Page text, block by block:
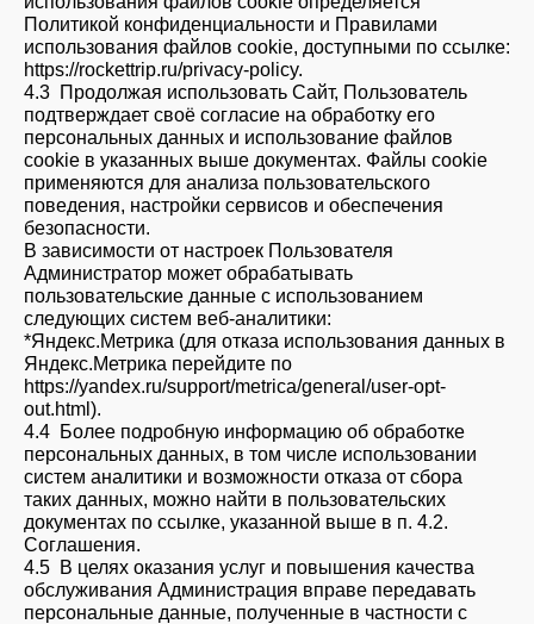
Политикой конфиденциальности и Правилами
использования файлов cookie, доступными по ссылке:
https://rockettrip.ru/privacy-policy.
4.3 Продолжая использовать Сайт, Пользователь
подтверждает своё согласие на обработку его
персональных данных и использование файлов
cookie в указанных выше документах. Файлы cookie
применяются для анализа пользовательского
поведения, настройки сервисов и обеспечения
безопасности.
В зависимости от настроек Пользователя
Администратор может обрабатывать
пользовательские данные с использованием
следующих систем веб-аналитики:
*Яндекс.Метрика (для отказа использования данных в
Яндекс.Метрика перейдите по
https://yandex.ru/support/metrica/general/user-opt-
out.html).
4.4 Более подробную информацию об обработке
персональных данных, в том числе использовании
систем аналитики и возможности отказа от сбора
таких данных, можно найти в пользовательских
документах по ссылке, указанной выше в п. 4.2.
Соглашения.
4.5 В целях оказания услуг и повышения качества
обслуживания Администрация вправе передавать
персональные данные, полученные в частности с